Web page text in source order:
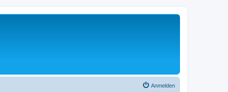
Anmelden